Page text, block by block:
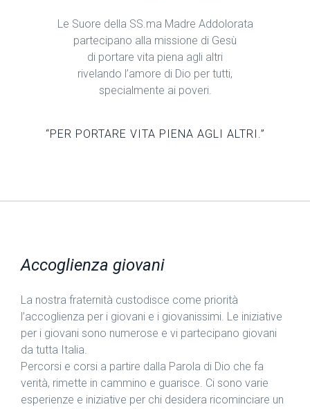
Le Suore della SS.ma Madre Addolorata
partecipano alla missione di Gesù
di portare vita piena agli altri
rivelando l’amore di Dio per tutti,
specialmente ai poveri.
“PER PORTARE VITA PIENA AGLI ALTRI.”
Accoglienza giovani
La nostra fraternità custodisce come priorità
l’accoglienza per i giovani e i giovanissimi. Le iniziative
per i giovani sono numerose e vi partecipano giovani
da tutta Italia.
Percorsi e corsi a partire dalla Parola di Dio che fa
verità, rimette in cammino e guarisce. Ci sono varie
esperienze e iniziative per chi desidera ricominciare un